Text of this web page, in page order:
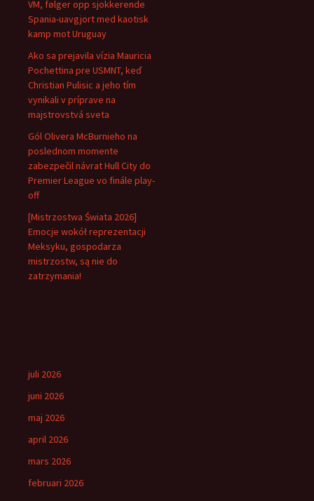
VM, følger opp sjokkerende
Spania-uavgjort med kaotisk
kamp mot Uruguay
Ako sa prejavila vízia Mauricia
Pochettina pre USMNT, keď
Christian Pulisic a jeho tím
vynikali v príprave na
majstrovstvá sveta
Gól Olivera McBurnieho na
poslednom momente
zabezpečil návrat Hull City do
Premier League vo finále play-
off
[Mistrzostwa Świata 2026]
Emocje wokół reprezentacji
Meksyku, gospodarza
mistrzostw, są nie do
zatrzymania!
juli 2026
juni 2026
maj 2026
april 2026
mars 2026
februari 2026